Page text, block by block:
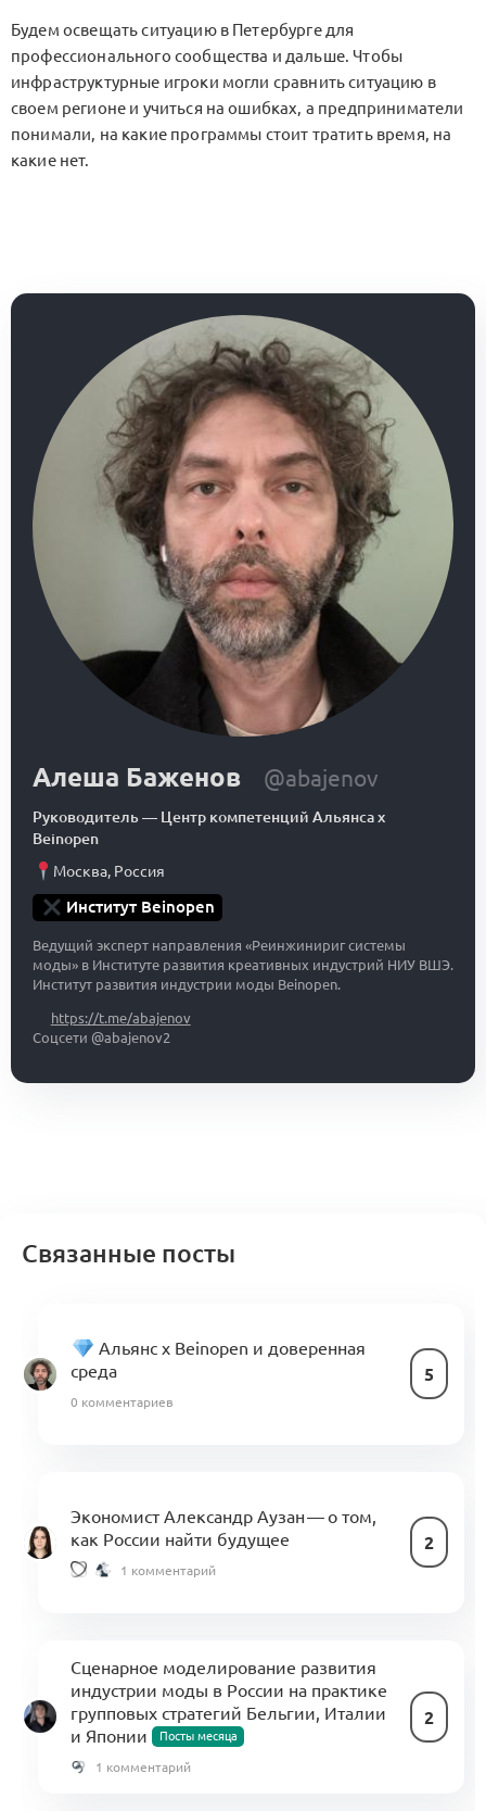
Будем освещать ситуацию в Петербурге для
профессионального сообщества и дальше. Чтобы
инфраструктурные игроки могли сравнить ситуацию в
своем регионе и учиться на ошибках, а предприниматели
понимали, на какие программы стоит тратить время, на
какие нет.
Алеша Баженов @abajenov
Руководитель— Центр компетенций Альянса x
Beinopen
Москва, Россия
Институт Beinopen
Ведущий эксперт направления «Реинжинириг системы
моды» в Институте развития креативных индустрий НИУ ВШЭ.
Институт развития индустрии моды Beinopen.
https://t.me/abajenov
Соцсети @abajenov2
Связанные посты
Альянс x Beinopen и доверенная
среда
5
0 комментариев
Экономист Александр Аузан — о том,
как России найти будущее
2
1 комментарий
Сценарное моделирование развития
индустрии моды в России на практике
групповых стратегий Бельгии, Италии
и Японии
Посты месяца
2
1 комментарий